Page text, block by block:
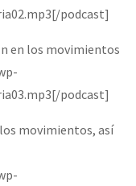
podcast]
en los movimientos
podcast]
movimientos, así